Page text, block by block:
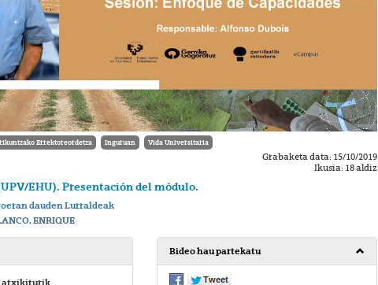
Errektoreordetza Inguruan Vida Universitaria
Grabaketa data: 15/10/2019
Ikusia: 18 aldiz
EHU). Presentación del módulo.
dauden Lurraldeak
ENRIQUE
Bideo hau partekatu